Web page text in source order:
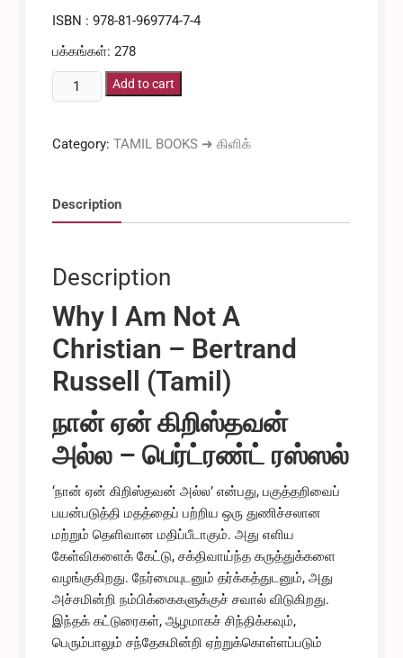
ISBN : 978-81-969774-7-4
பக்கங்கள்: 278
நான்
ஏன்
அல்ல
ரஸ்ஸல்
Add to cart
Category:TAMIL BOOKS ➜ கிளிக்
Description
Description
Why I Am Not A
Christian – Bertrand
Russell (Tamil)
நான் ஏன் கிறிஸ்தவன்
அல்ல – பெர்ட்ரண்ட் ரஸ்ஸல்
‘நான் ஏன் கிறிஸ்தவன் அல்ல’ என்பது, பகுத்தறிவைப்
பயன்படுத்தி மதத்தைப் பற்றிய ஒரு துணிச்சலான
மற்றும் தெளிவான மதிப்பீடாகும். அது எளிய
கேள்விகளைக் கேட்டு, சக்திவாய்ந்த கருத்துக்களை
வழங்குகிறது. நேர்மையுடனும் தர்க்கத்துடனும், அது
அச்சமின்றி நம்பிக்கைகளுக்குச் சவால் விடுகிறது.
இந்தக் கட்டுரைகள், ஆழமாகச் சிந்திக்கவும்,
பெரும்பாலும் சந்தேகமின்றி ஏற்றுக்கொள்ளப்படும்